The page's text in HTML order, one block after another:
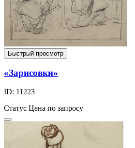
Быстрый просмотр
«Зарисовки»
ID: 11223
Статус Цена по запросу